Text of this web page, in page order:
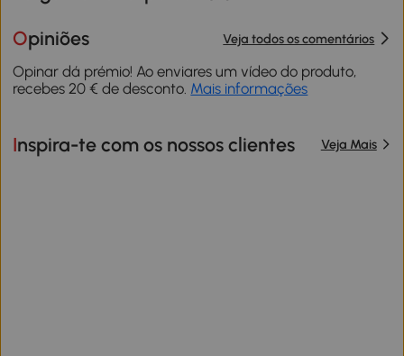
Opiniões Veja todos os comentários
Opinar dá prémio! Ao enviares um vídeo do produto,
recebes 20 € de desconto. Mais informações
Inspira-te com os nossos clientes Veja Mais